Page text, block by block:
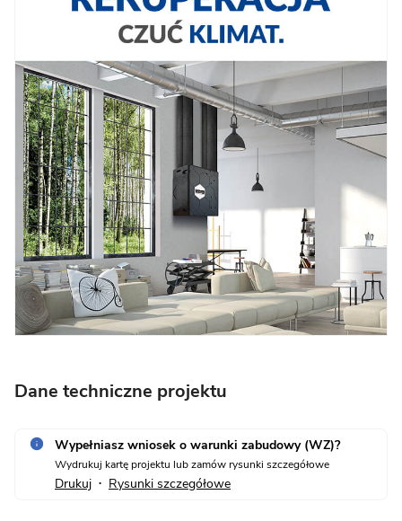
Dane techniczne projektu
Wypełniasz wniosek o warunki zabudowy (WZ)?
Wydrukuj kartę projektu lub zamów rysunki szczegółowe
Drukuj • Rysunki szczegółowe